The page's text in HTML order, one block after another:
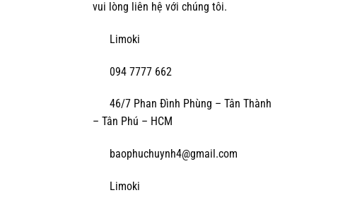
vui lòng liên hệ với chúng tôi.
Limoki
094 7777 662
46/7 Phan Đình Phùng – Tân Thành
– Tân Phú – HCM
baophuchuynh4@gmail.com
Limoki